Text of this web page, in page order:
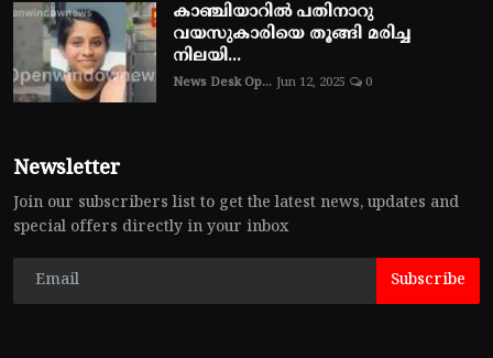
കാഞ്ചിയാറിൽ പതിനാറു
വയസുകാരിയെ തൂങ്ങി മരിച്ച
നിലയി...
News Desk Op... Jun 12, 2025 0
Newsletter
Join our subscribers list to get the latest news, updates and
special offers directly in your inbox
Subscribe